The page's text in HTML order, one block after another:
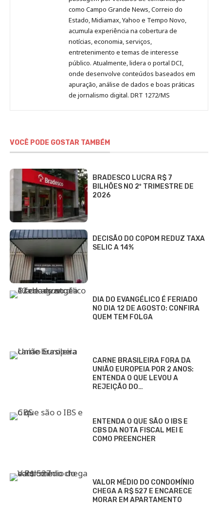
como Campo Grande News, Correio do
Estado, Midiamax, Yahoo e Tempo Novo,
acumula experiência na cobertura de
notícias, economia, serviços,
entretenimento e temas de interesse
público. Atualmente, lidera o portal DCI,
onde desenvolve conteúdos baseados em
apuração, análise de dados e boas práticas
de jornalismo digital. DRT 1272/MS
VOCÊ PODE GOSTAR TAMBÉM
BRADESCO LUCRA R$ 7
BILHÕES NO 2º TRIMESTRE DE
2026
DECISÃO DO COPOM REDUZ TAXA
SELIC A 14%
DIA DO EVANGÉLICO É FERIADO
NO DIA 12 DE AGOSTO: CONFIRA
QUEM TEM FOLGA
CARNE BRASILEIRA FORA DA
UNIÃO EUROPEIA POR 2 ANOS:
ENTENDA O QUE LEVOU A
REJEIÇÃO DO…
ENTENDA O QUE SÃO O IBS E
CBS DA NOTA FISCAL MEI E
COMO PREENCHER
VALOR MÉDIO DO CONDOMÍNIO
CHEGA A R$ 527 E ENCARECE
MORAR EM APARTAMENTO